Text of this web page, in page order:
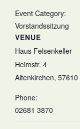
Event Category:
Vorstandssitzung
VENUE
Haus Felsenkeller
Heimstr. 4
Altenkirchen, 57610
Phone:
02681 3870